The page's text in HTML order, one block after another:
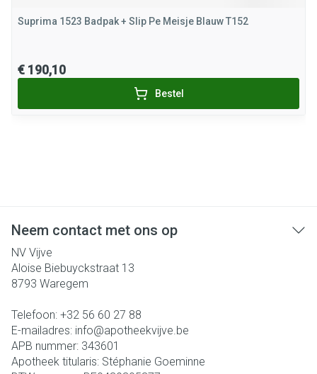
Suprima 1523 Badpak + Slip Pe Meisje Blauw T152
€ 190,10
Bestel
Neem contact met ons op
NV Vijve
Aloise Biebuyckstraat 13
8793 Waregem
Telefoon: +32 56 60 27 88
E-mailadres: info@apotheekvijve.be
APB nummer: 343601
Apotheek titularis: Stéphanie Goeminne